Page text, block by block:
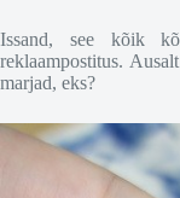
Issand, see kõik
reklaampostitus.
marjad, eks?